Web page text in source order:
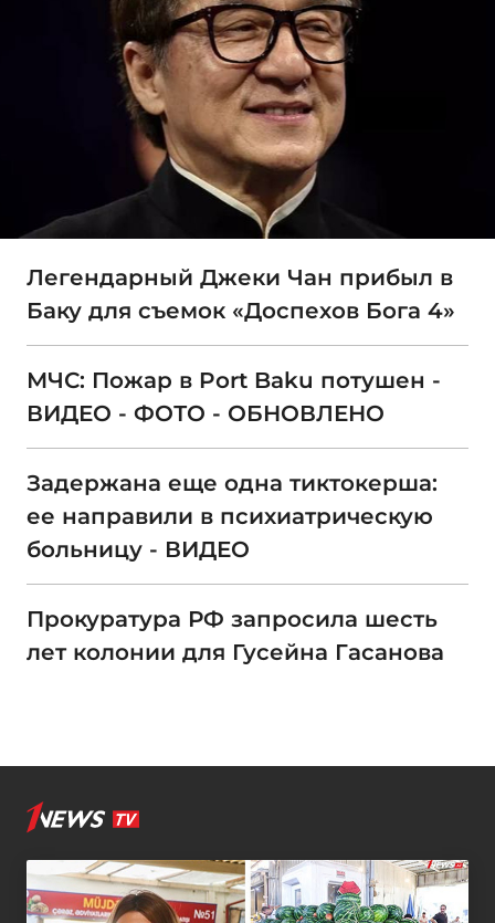
Легендарный Джеки Чан прибыл в
Баку для съемок «Доспехов Бога 4»
МЧС: Пожар в Port Baku потушен -
ВИДЕО - ФОТО - ОБНОВЛЕНО
Задержана еще одна тиктокерша:
ее направили в психиатрическую
больницу - ВИДЕО
Прокуратура РФ запросила шесть
лет колонии для Гусейна Гасанова